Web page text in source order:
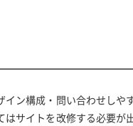
イン構成・問い合わせしや
サイトを改修する必要が